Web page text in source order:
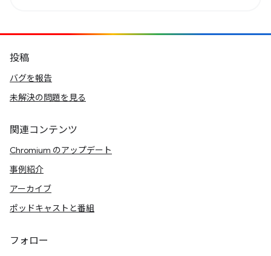
投稿
バグを報告
未解決の問題を見る
関連コンテンツ
Chromium のアップデート
事例紹介
アーカイブ
ポッドキャストと番組
フォロー